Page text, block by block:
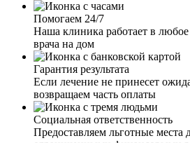
Мой муж ушёл в запой на несколько
обратилась к вам, так как он не хотел
Мне дали четкие рекомендации по
через пару дней, благодаря вашим
смогла настоять и уговорить мужа о
Приехал врач, установил капельницу,
мужем. Теперь муж хочет
только.
Помогаем 24/7
Наша клиника работает в
врача на дом
Гарантия результата
Если лечение не принесет
возвращаем часть оплаты
Социальная ответственность
Предоставляем льготные места